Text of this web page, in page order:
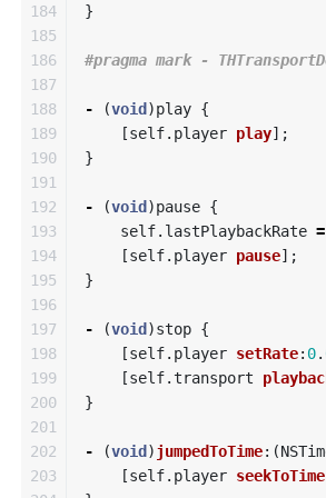
184
185
186
187
188
189
190
191
192
193
194
195
196
197
198
199
200
201
202
203
}
- (void )play {
[self. player play];
}
- (void )pause {
self. lastPlaybackRate =
[self. player pause];
}
- (void )stop {
[self. player setRate: 0.
[self.transport
}
- (void )jumpedToTime:(
[self. player seekToTime